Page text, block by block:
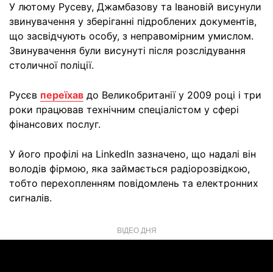
У лютому Русеву, Джамбазову та Івановій висунули
звинувачення у зберіганні підроблених документів,
що засвідчують особу, з неправомірним умислом.
Звинувачення були висунуті після розслідування
столичної поліції.
Русєв переїхав до Великобританії у 2009 році і три
роки працював технічним спеціалістом у сфері
фінансових послуг.
У його профілі на LinkedIn зазначено, що надалі він
володів фірмою, яка займається радіорозвідкою,
тобто перехопленням повідомлень та електронних
сигналів.
ВІДЕО ДНЯ